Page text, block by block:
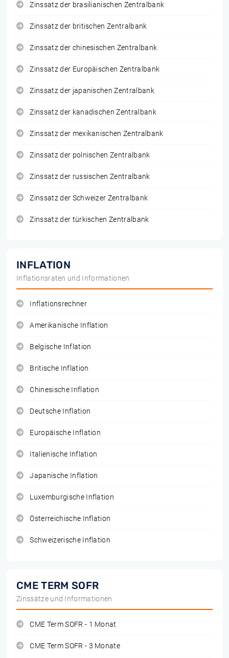
Zinssatz der brasilianischen Zentralbank
Zinssatz der britischen Zentralbank
Zinssatz der chinesischen Zentralbank
Zinssatz der Europäischen Zentralbank
Zinssatz der japanischen Zentralbank
Zinssatz der kanadischen Zentralbank
Zinssatz der mexikanischen Zentralbank
Zinssatz der polnischen Zentralbank
Zinssatz der russischen Zentralbank
Zinssatz der Schweizer Zentralbank
Zinssatz der türkischen Zentralbank
INFLATION
Inflationsraten und Informationen
Inflationsrechner
Amerikanische Inflation
Belgische Inflation
Britische Inflation
Chinesische Inflation
Deutsche Inflation
Europäische Inflation
Italienische Inflation
Japanische Inflation
Luxemburgische Inflation
Österreichische Inflation
Schweizerische Inflation
CME TERM SOFR
Zinssätze und Informationen
CME Term SOFR - 1 Monat
CME Term SOFR - 3 Monate